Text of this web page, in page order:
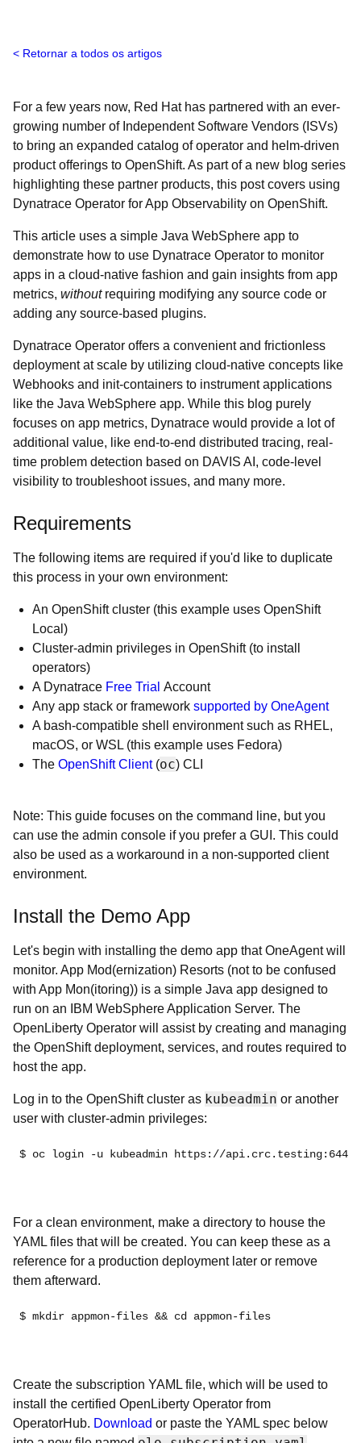
Retornar a todos os artigos
For a few years now, Red Hat has partnered with an ever-
growing number of Independent Software Vendors (ISVs)
to bring an expanded catalog of operator and helm-driven
product offerings to OpenShift. As part of a new blog series
highlighting these partner products, this post covers using
Dynatrace Operator for App Observability on OpenShift.
This article uses a simple Java WebSphere app to
demonstrate how to use Dynatrace Operator to monitor
apps in a cloud-native fashion and gain insights from app
metrics, withoutrequiring modifying any source code or
adding any source-based plugins.
Dynatrace Operator offers a convenient and frictionless
deployment at scale by utilizing cloud-native concepts like
Webhooks and init-containers to instrument applications
like the Java WebSphere app. While this blog purely
focuses on app metrics, Dynatrace would provide a lot of
additional value, like end-to-end distributed tracing, real-
time problem detection based on DAVIS AI, code-level
visibility to troubleshoot issues, and many more.
Requirements
The following items are required if you'd like to duplicate
this process in your own environment:
An OpenShift cluster (this example uses OpenShift
Local)
Cluster-admin privileges in OpenShift (to install
operators)
A Dynatrace Free Trial Account
Any app stack or framework supported by OneAgent
A bash-compatible shell environment such as RHEL,
macOS, or WSL (this example uses Fedora)
The OpenShift Client(oc) CLI
Note: This guide focuses on the command line, but you
can use the admin console if you prefer a GUI. This could
also be used as a workaround in a non-supported client
environment.
Install the Demo App
Let's begin with installing the demo app that OneAgent will
monitor. App Mod(ernization) Resorts (not to be confused
with App Mon(itoring)) is a simple Java app designed to
run on an IBM WebSphere Application Server. The
OpenLiberty Operator will assist by creating and managing
the OpenShift deployment, services, and routes required to
host the app.
Log in to the OpenShift cluster as kubeadmin or another
user with cluster-admin privileges:
$ oc login -u kubeadmin https://api.crc.testing:6443
For a clean environment, make a directory to house the
YAML files that will be created. You can keep these as a
reference for a production deployment later or remove
them afterward.
$ mkdir appmon-files && cd appmon-files
Create the subscription YAML file, which will be used to
install the certified OpenLiberty Operator from
OperatorHub. Download or paste the YAML spec below